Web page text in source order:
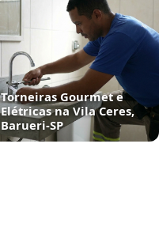
Torneiras Gourmet e
Elétricas na Vila Ceres,
Barueri‑SP